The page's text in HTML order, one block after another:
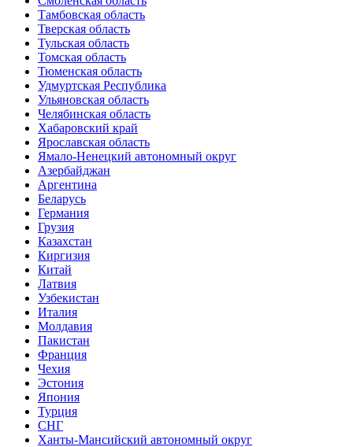
Тамбовская область
Тверская область
Тульская область
Томская область
Тюменская область
Удмуртская Республика
Ульяновская область
Челябинская область
Хабаровский край
Ярославская область
Ямало-Ненецкий автономный округ
Азербайджан
Аргентина
Беларусь
Германия
Грузия
Казахстан
Киргизия
Китай
Латвия
Узбекистан
Италия
Молдавия
Пакистан
Франция
Чехия
Эстония
Япония
Турция
СНГ
Ханты-Мансийский автономный округ